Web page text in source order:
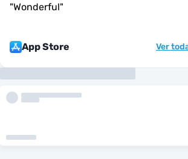
"Wonderful"
App Store Ver